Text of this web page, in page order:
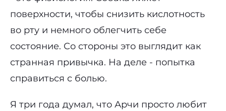
поверхности, чтобы снизить кислотность
во рту и немного облегчить себе
состояние. Со стороны это выглядит как
странная привычка. На деле - попытка
справиться с болью.
Я три года думал, что Арчи просто любит